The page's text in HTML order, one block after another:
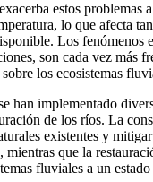
estos problemas
lo que afecta
Los fenómenos
son cada vez más
los ecosistemas
han implementado
de los ríos. La
existentes y
mientras que la
fluviales a un estado